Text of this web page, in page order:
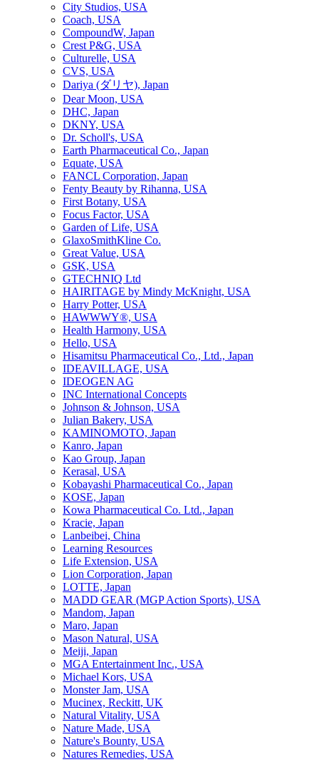
City Studios, USA
Coach, USA
CompoundW, Japan
Crest P&G, USA
Culturelle, USA
CVS, USA
Dariya (ダリヤ), Japan
Dear Moon, USA
DHC, Japan
DKNY, USA
Dr. Scholl's, USA
Earth Pharmaceutical Co., Japan
Equate, USA
FANCL Corporation, Japan
Fenty Beauty by Rihanna, USA
First Botany, USA
Focus Factor, USA
Garden of Life, USA
GlaxoSmithKline Co.
Great Value, USA
GSK, USA
GTECHNIQ Ltd
HAIRITAGE by Mindy McKnight, USA
Harry Potter, USA
HAWWWY®, USA
Health Harmony, USA
Hello, USA
Hisamitsu Pharmaceutical Co., Ltd., Japan
IDEAVILLAGE, USA
IDEOGEN AG
INC International Concepts
Johnson & Johnson, USA
Julian Bakery, USA
KAMINOMOTO, Japan
Kanro, Japan
Kao Group, Japan
Kerasal, USA
Kobayashi Pharmaceutical Co., Japan
KOSE, Japan
Kowa Pharmaceutical Co. Ltd., Japan
Kracie, Japan
Lanbeibei, China
Learning Resources
Life Extension, USA
Lion Corporation, Japan
LOTTE, Japan
MADD GEAR (MGP Action Sports), USA
Mandom, Japan
Maro, Japan
Mason Natural, USA
Meiji, Japan
MGA Entertainment Inc., USA
Michael Kors, USA
Monster Jam, USA
Mucinex, Reckitt, UK
Natural Vitality, USA
Nature Made, USA
Nature's Bounty, USA
Natures Remedies, USA